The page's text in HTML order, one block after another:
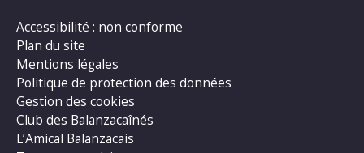
Accessibilité : non conforme
Plan du site
Mentions légales
Politique de protection des données
Gestion des cookies
Club des Balanzacaînés
L’Amical Balanzacais